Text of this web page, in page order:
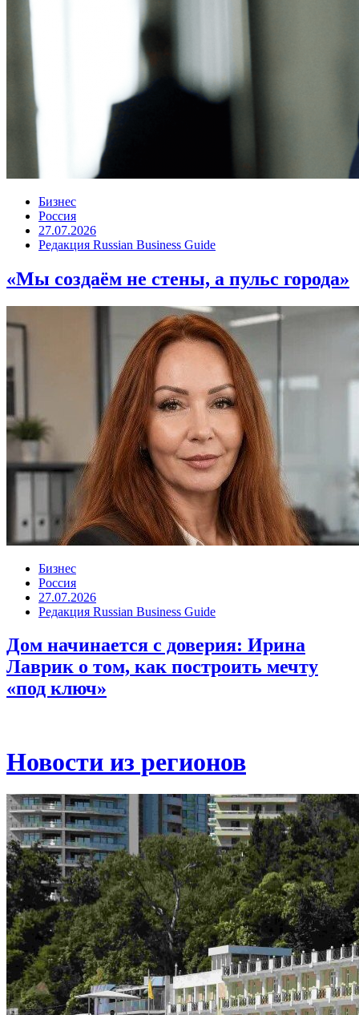
Бизнес
Россия
27.07.2026
Редакция Russian Business Guide
«Мы создаём не стены, а пульс города»
Бизнес
Россия
27.07.2026
Редакция Russian Business Guide
Дом начинается с доверия: Ирина
Лаврик о том, как построить мечту
«под ключ»
Новости из регионов